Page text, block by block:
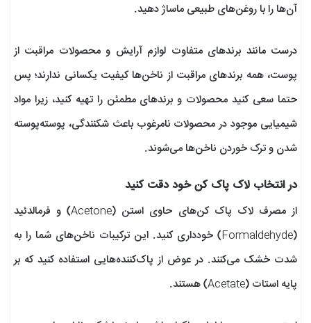
آن‌ها را با روغن‌های طبیعی ماساژ دهید.
درست مانند برندهای متفاوت لوازم آرایش و محصولات مراقبت از
پوست، همه برندهای مراقبت از ناخن‌ها کیفیت یکسانی ندارند؛ پس
حتما سعی کنید محصولات و برندهای مطمئن را تهیه کنید، زیرا مواد
شیمیایی موجود در محصولات نامرغوب باعث شکنندگی، پوسته‌پوسته
شدن و ترک خوردن ناخن‌ها می‌شوند.
در انتخاب لاک پاک کن خود دقت کنید
از مصرف لاک پاک کن‌های حاوی استن (Acetone) و فرمالدئید
(Formaldehyde) خودداری کنید. این ترکیبات ناخن‌‌های شما را به
شدت خشک می‌کنند. در عوض از پاک‌کننده‌هایی استفاده کنید که بر
پایه استات (Acetate) هستند.